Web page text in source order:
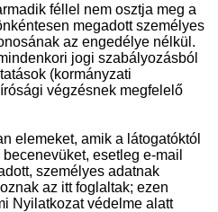
féllel nem osztja meg a
megadott személyes
az engedélye nélkül.
jogi szabályozásból
(kormányzati
végzésnek megfelelő
elemeket, amik a látogatóktól
esetleg e-mail
személyes adatnak
az itt foglaltak; ezen
Nyilatkozat védelme alatt